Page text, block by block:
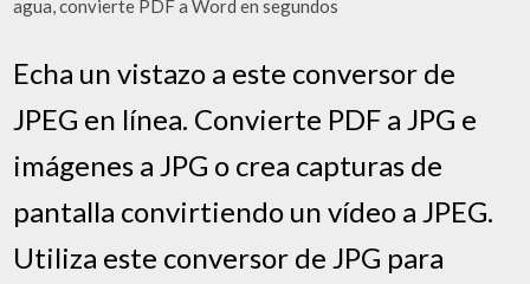
agua, convierte PDF a Word en segundos
Echa un vistazo a este conversor de
JPEG en línea. Convierte PDF a JPG e
imágenes a JPG o crea capturas de
pantalla convirtiendo un vídeo a JPEG.
Utiliza este conversor de JPG para